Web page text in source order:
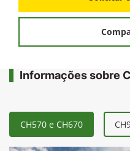
Informações sobre
CH570 e CH670